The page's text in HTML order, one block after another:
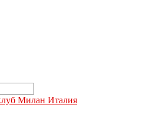
Милан Италия